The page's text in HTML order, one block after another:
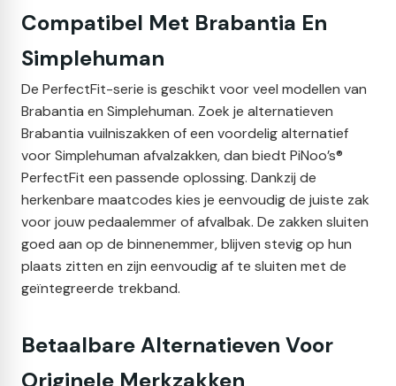
Compatibel Met Brabantia En
Simplehuman
De PerfectFit-serie is geschikt voor veel modellen van
Brabantia en Simplehuman. Zoek je alternatieven
Brabantia vuilniszakken of een voordelig alternatief
voor Simplehuman afvalzakken, dan biedt PiNoo’s®
PerfectFit een passende oplossing. Dankzij de
herkenbare maatcodes kies je eenvoudig de juiste zak
voor jouw pedaalemmer of afvalbak. De zakken sluiten
goed aan op de binnenemmer, blijven stevig op hun
plaats zitten en zijn eenvoudig af te sluiten met de
geïntegreerde trekband.
Betaalbare Alternatieven Voor
Originele Merkzakken